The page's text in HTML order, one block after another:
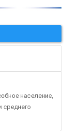
население,
среднего